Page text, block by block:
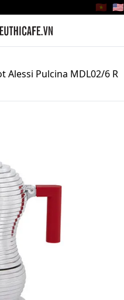
🇻🇳 🇺🇸
Alessi Pulcina MDL02/6 R